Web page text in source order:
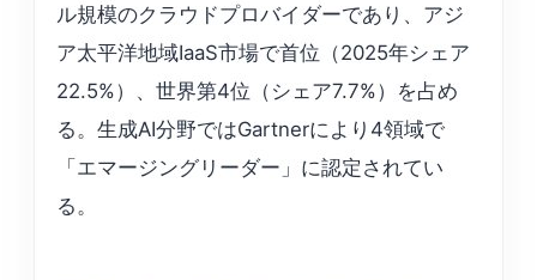
ル規模のクラウドプロバイダーであり、アジ
ア太平洋地域IaaS市場で首位（2025年シェア
22.5%）、世界第4位（シェア7.7%）を占め
る。生成AI分野ではGartnerにより4領域で
「エマージングリーダー」に認定されてい
る。